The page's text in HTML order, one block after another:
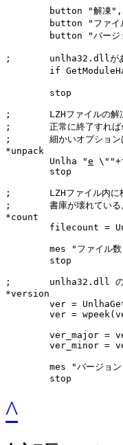
;	unlha32.dllがあるかチェック
;	LZHファイルの解凍
;	正常に終了すればstatに0が、エラーなら0以外が返ります。
;	細かいオプションはDLL同封の COMMAND.TXT 参照。
*unpack
	Unlha "
e
;	LZHファイル内に格納されているファイル数を取得
;	書庫が壊れているような場合は -1 が返る。
*count
;	unlha32.dll のバージョン取得
*version
	stop
^